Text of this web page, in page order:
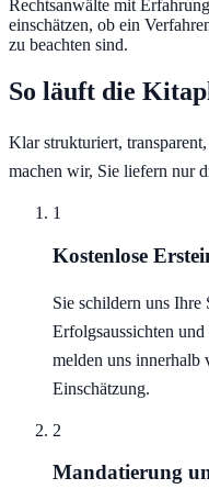
Rechtsanwälte mit
einschätzen, ob ein
zu beachten sind.
So läuft die
Klar strukturiert,
machen wir, Sie liefern nur
1
Kostenlose
Sie schildern uns Ihre
Erfolgsaussichten
melden uns innerhalb
Einschätzung.
2
Mandatierung